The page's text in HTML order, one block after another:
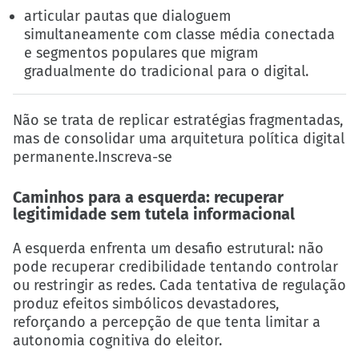
articular pautas que dialoguem
simultaneamente com classe média conectada
e segmentos populares que migram
gradualmente do tradicional para o digital.
Não se trata de replicar estratégias fragmentadas,
mas de consolidar uma arquitetura política digital
permanente.Inscreva-se
Caminhos para a esquerda: recuperar
legitimidade sem tutela informacional
A esquerda enfrenta um desafio estrutural: não
pode recuperar credibilidade tentando controlar
ou restringir as redes. Cada tentativa de regulação
produz efeitos simbólicos devastadores,
reforçando a percepção de que tenta limitar a
autonomia cognitiva do eleitor.